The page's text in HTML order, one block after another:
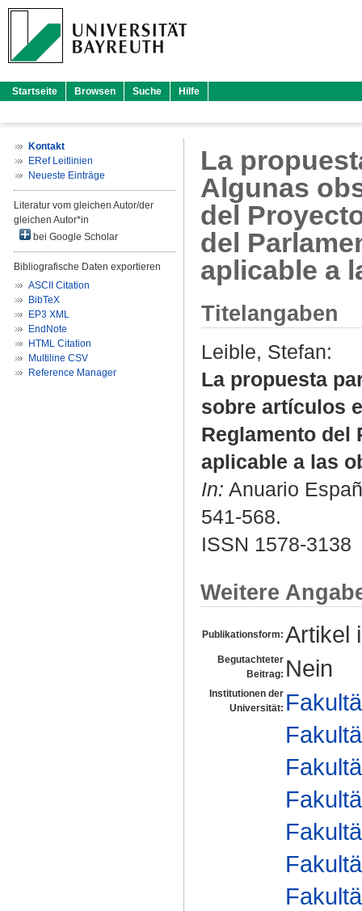
Startseite Browsen Suche Hilfe
Kontakt
ERef Leitlinien
Neueste Einträge
Literatur vom gleichen Autor/der
gleichen Autor*in
bei Google Scholar
Bibliografische Daten exportieren
ASCII Citation
BibTeX
EP3 XML
EndNote
HTML Citation
Multiline CSV
Reference Manager
La
Algunas
del
del
aplicable a
Titelangaben
Leible, Stefan:
La propuesta
sobre artículos
Reglamento del
aplicable a las
In: Anuario
541-568.
ISSN 1578-3138
Weitere
Publikationsform: Artikel
Begutachteter
Beitrag: Nein
Institutionen der
Universität: